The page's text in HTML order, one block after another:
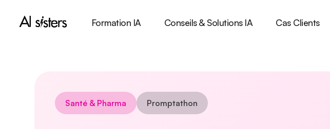
Formation IA Conseils & Solutions IA Cas Clients
Santé & Pharma Promptathon